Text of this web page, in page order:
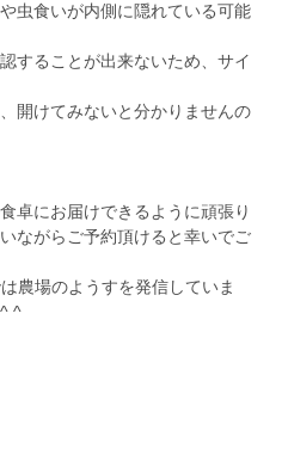
虫食いが内側に隠れている可能
することが出来ないため、サイ
開けてみないと分かりませんの
卓にお届けできるように頑張り
ながらご予約頂けると幸いでご
農場のようすを発信していま
^